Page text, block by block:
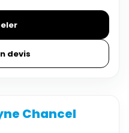
devis
Chancel